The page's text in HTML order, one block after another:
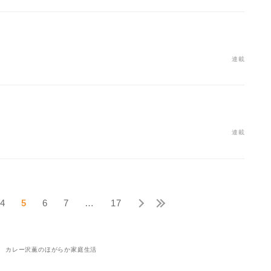
連載
連載
4 5 6 7 … 17
カレー沢薫のほがらか家庭生活